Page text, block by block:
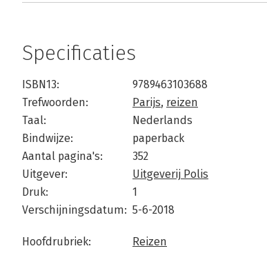
Specificaties
ISBN13:
9789463103688
Trefwoorden:
Parijs, reizen
Taal:
Nederlands
Bindwijze:
paperback
Aantal pagina's:
352
Uitgever:
Uitgeverij Polis
Druk:
1
Verschijningsdatum: 5-6-2018
Hoofdrubriek: Reizen